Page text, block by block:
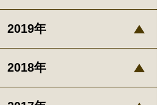
2019年
2018年